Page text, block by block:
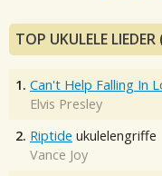
TOP UKULELE
1. Can't Help Falling In
Elvis Presley
2. Riptide ukulelengriffe
Vance Joy